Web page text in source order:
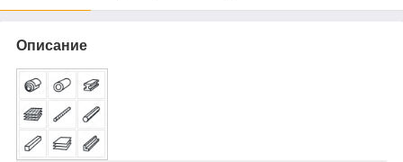
Описание